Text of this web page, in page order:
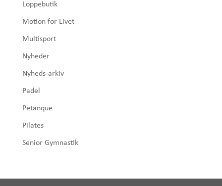
Loppebutik
Motion for Livet
Multisport
Nyheder
Nyheds-arkiv
Padel
Petanque
Pilates
Senior Gymnastik